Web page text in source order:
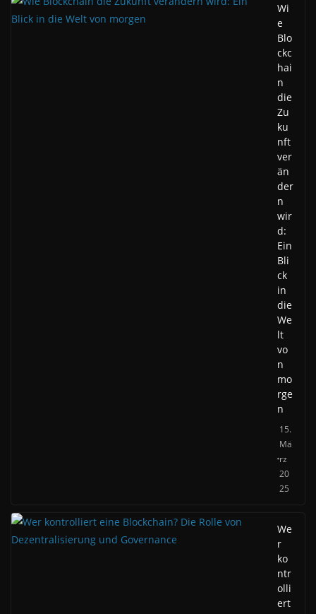
Wi
e
Blo
ckc
hai
n
die
Zu
ku
nft
ver
än
der
n
wir
d:
Ein
Bli
ck
in
die
We
lt
vo
n
mo
rge
n
15.
Mä
rz
20
25
We
r
ko
ntr
olli
ert